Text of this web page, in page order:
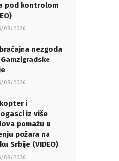
pod kontrolom
08/2026
nezgoda
08/2026
i
iz više
pomažu u
požara na
Srbije (VIDEO)
08/2026